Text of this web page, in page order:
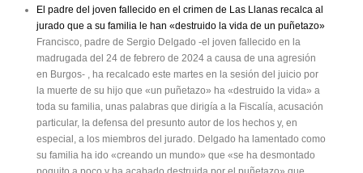
El padre del joven fallecido en el crimen de Las Llanas recalca al
jurado que a su familia le han «destruido la vida de un puñetazo»
Francisco, padre de Sergio Delgado -el joven fallecido en la
madrugada del 24 de febrero de 2024 a causa de una agresión
en Burgos- , ha recalcado este martes en la sesión del juicio por
la muerte de su hijo que «un puñetazo» ha «destruido la vida» a
toda su familia, unas palabras que dirigía a la Fiscalía, acusación
particular, la defensa del presunto autor de los hechos y, en
especial, a los miembros del jurado. Delgado ha lamentado como
su familia ha ido «creando un mundo» que «se ha desmontado